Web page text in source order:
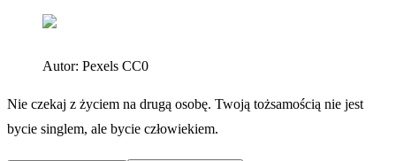
Autor: Pexels CC0
Nie czekaj z życiem na drugą osobę. Twoją tożsamością nie jest
bycie singlem, ale bycie człowiekiem.